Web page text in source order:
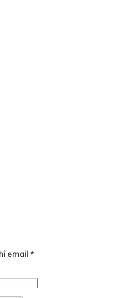
email *Bắt